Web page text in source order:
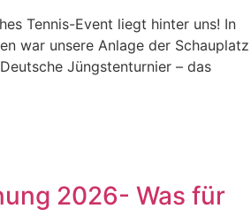
Tennis-Event liegt hinter uns! In
war unsere Anlage der Schauplatz
Jüngstenturnier – das
2026- Was für